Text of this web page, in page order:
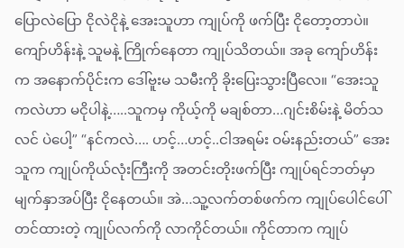
ပြောလဲပြော ငိုလဲငိုနဲ့ အေးသူဟာ ကျုပ်ကို ဖက်ပြီး ငိုတော့တာပဲ။
ကျော်ဟိန်းနဲ့ သူမနဲ့ ကြိုက်နေတာ ကျုပ်သိတယ်။ အခု ကျော်ဟိန်း
က အနောက်ပိုင်းက ဒေါ်ဗူးမ သမီးကို ခိုးပြေးသွားပြီလေ။ “အေးသူ
ကလဲဟာ မငိုပါနဲ့…..သူကမှ ကိုယ့်ကို မချစ်တာ…ဂျင်းစိမ်းနဲ့ မိတ်သ
လင် ပဲပေါ့” “နင်ကလဲ…. ဟင့်…ဟင့်..ငါအရမ်း ဝမ်းနည်းတယ်” အေး
သူက ကျုပ်ကိုယ်လုံးကြီးကို အတင်းတိုးဖက်ပြီး ကျုပ်ရင်ဘတ်မှာ
မျက်နှာအပ်ပြီး ငိုနေတယ်။ အဲ…သူ့လက်တစ်ဖက်က ကျုပ်ပေါင်ပေါ်
တင်ထားတဲ့ ကျုပ်လက်ကို လာကိုင်တယ်။ ကိုင်တာက ကျုပ်